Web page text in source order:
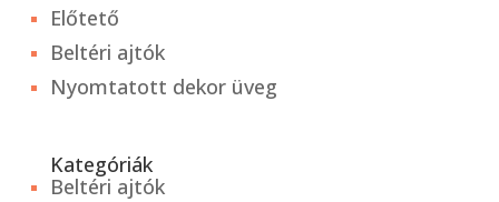
Előtető
Beltéri ajtók
Nyomtatott dekor üveg
Kategóriák
Beltéri ajtók